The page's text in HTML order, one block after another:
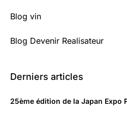
Blog vin
Blog Devenir Realisateur
Derniers articles
25ème édition de la Japan Expo